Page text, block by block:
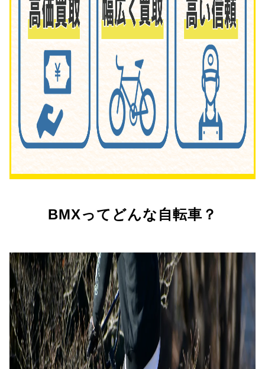
BMXってどんな自転車？